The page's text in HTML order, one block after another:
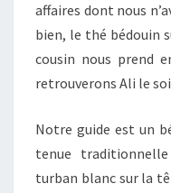
affaires dont nous
bien, le thé bédouin
cousin nous prend
retrouverons Ali le
Notre guide est un
tenue
turban blanc sur la